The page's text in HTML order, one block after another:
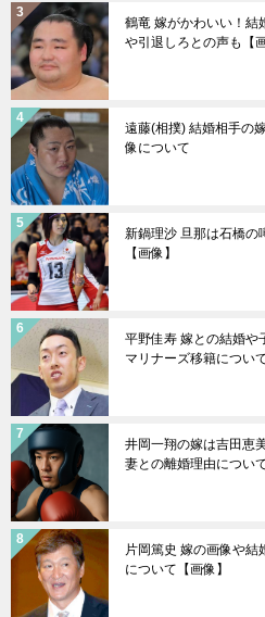
鶴竜 嫁がかわいい！結
や引退しろとの声も【画
遠藤(相撲) 結婚相手の
像について
新鍋理沙 旦那は石橋の
【画像】
平野佳寿 嫁との結婚や
マリナーズ移籍につい
井岡一翔の嫁は吉田恵
妻との離婚理由につい
片岡篤史 嫁の画像や
について【画像】